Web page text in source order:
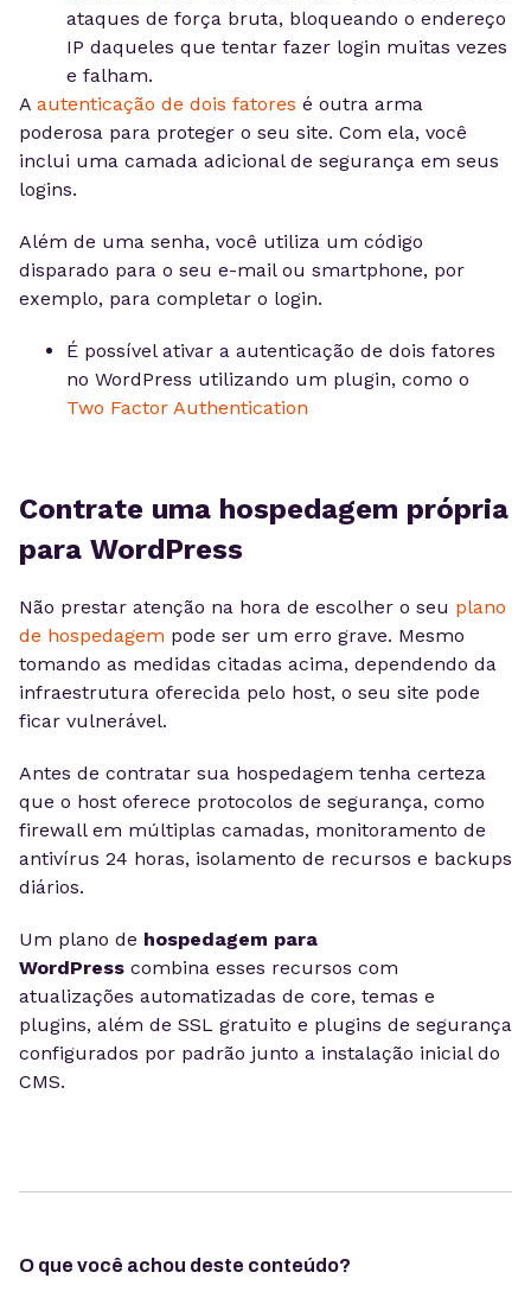
ataques de força bruta, bloqueando o endereço
IP daqueles que tentar fazer login muitas vezes
e falham.
A autenticação de dois fatores é outra arma
poderosa para proteger o seu site. Com ela, você
inclui uma camada adicional de segurança em seus
logins.
Além de uma senha, você utiliza um código
disparado para o seu e-mail ou smartphone, por
exemplo, para completar o login.
É possível ativar a autenticação de dois fatores
no WordPress utilizando um plugin, como o
Two Factor Authentication
Contrate uma hospedagem própria
para WordPress
Não prestar atenção na hora de escolher o seu plano
de hospedagem pode ser um erro grave. Mesmo
tomando as medidas citadas acima, dependendo da
infraestrutura oferecida pelo host, o seu site pode
ficar vulnerável.
Antes de contratar sua hospedagem tenha certeza
que o host oferece protocolos de segurança, como
firewall em múltiplas camadas, monitoramento de
antivírus 24 horas, isolamento de recursos e backups
diários.
Um plano de hospedagem para
WordPress combina esses recursos com
atualizações automatizadas de core, temas e
plugins, além de SSL gratuito e plugins de segurança
configurados por padrão junto a instalação inicial do
CMS.
O que você achou deste conteúdo?